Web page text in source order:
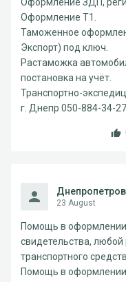
Оформление Т1.
Таможенное
Экспорт) под ключ.
Растаможка
постановка на учёт.
Транспортно-
г. Днепр 050-884-34-27
23 August
Помощь в
свидетельства, любой
транспортного
Помощь в оформлении